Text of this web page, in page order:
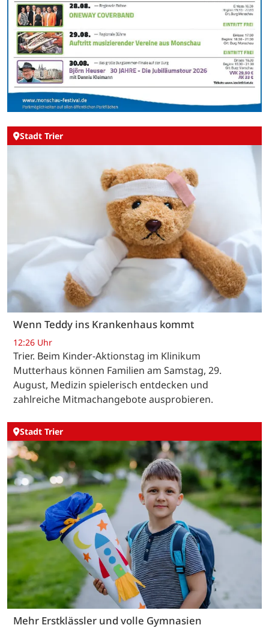
Stadt Trier
Wenn Teddy ins Krankenhaus kommt
12:26 Uhr
Trier. Beim Kinder-Aktionstag im Klinikum
Mutterhaus können Familien am Samstag, 29.
August, Medizin spielerisch entdecken und
zahlreiche Mitmachangebote ausprobieren.
Stadt Trier
Mehr Erstklässler und volle Gymnasien